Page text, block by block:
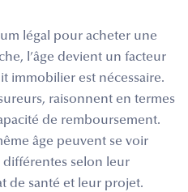
légal pour acheter une
l’âge devient un facteur
immobilier est nécessaire.
raisonnent en termes
de remboursement.
âge peuvent se voir
différentes selon leur
de santé et leur projet.